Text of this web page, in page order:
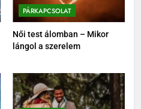
PÁRKAPCSOLAT
Női test álomban – Mikor
lángol a szerelem